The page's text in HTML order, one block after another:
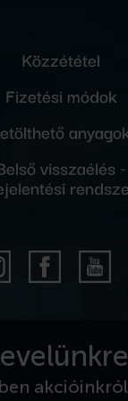
Közzététel
Fizetési módok
visszaélés -